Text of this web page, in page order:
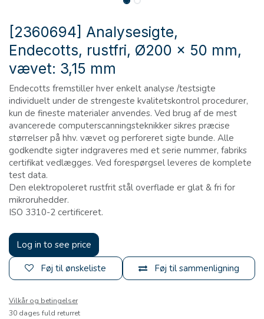
[2360694] Analysesigte,
Endecotts, rustfri, Ø200 x 50 mm,
vævet: 3,15 mm
Endecotts fremstiller hver enkelt analyse /testsigte
individuelt under de strengeste kvalitetskontrol procedurer,
kun de fineste materialer anvendes. Ved brug af de mest
avancerede computerscanningsteknikker sikres præcise
størrelser på hhv. vævet og perforeret sigte bunde. Alle
godkendte sigter indgraveres med et serie nummer, fabriks
certifikat vedlægges. Ved forespørgsel leveres de komplete
test data.
Den elektropoleret rustfrit stål overflade er glat & fri for
mikroruhedder.
ISO 3310-2 certificeret.
Log in to see price
Føj til sammenligning
Føj til ønskeliste
Vilkår og betingelser
30 dages fuld returret